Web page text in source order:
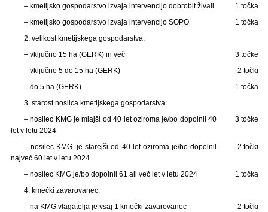
– kmetijsko gospodarstvo izvaja intervencijo dobrobit živali
1 točka
– kmetijsko gospodarstvo izvaja intervencijo SOPO
1 točka
2. velikost kmetijskega gospodarstva:
– vključno 15 ha (GERK) in več
3 točke
– vključno 5 do 15 ha (GERK)
2 točki
– do 5 ha (GERK)
1 točka
3. starost nosilca kmetijskega gospodarstva:
– nosilec KMG je mlajši od 40 let oziroma je/bo dopolnil 40
let v letu 2024
3 točke
– nosilec KMG. je starejši od 40 let oziroma je/bo dopolnil
največ 60 let v letu 2024
2 točki
– nosilec KMG je/bo dopolnil 61 ali več let v letu 2024
1 točka
4. kmečki zavarovanec:
– na KMG vlagatelja je vsaj 1 kmečki zavarovanec
2 točki